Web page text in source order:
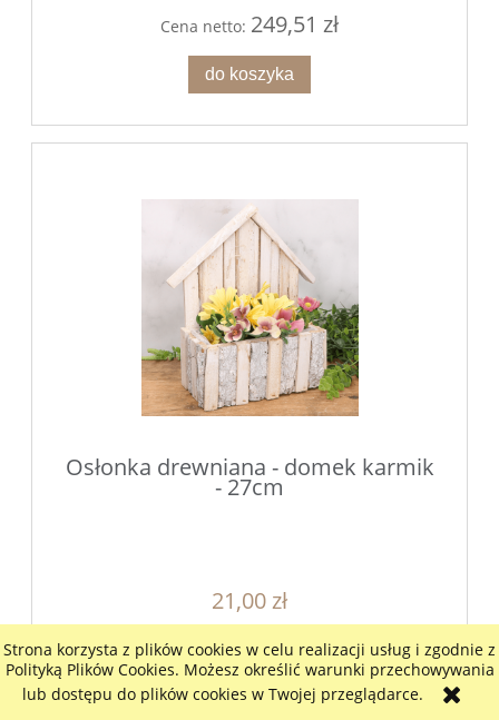
Strona korzysta z plików cookies w celu realizacji usług i zgodnie z
Polityką Plików Cookies. Możesz określić warunki przechowywania
lub dostępu do plików cookies w Twojej przeglądarce.
Cena netto: 249,51 zł
do koszyka
Osłonka drewniana - domek karmik
- 27cm
21,00 zł
Cena netto:17,07 zł
do koszyka